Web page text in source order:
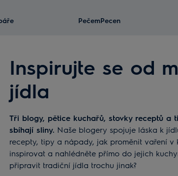
PečemPecen
Inspirujte se od
jídla
Tři blogy, pětice kuchařů, stovky receptů a tisíce fotek, nad kterými se
sbíhají sliny. Naše blogery spojuje láska k
recepty, tipy a nápady, jak proměnit vaření
inspirovat a nahlédněte přímo do jejich
připravit tradiční jídla trochu jinak?